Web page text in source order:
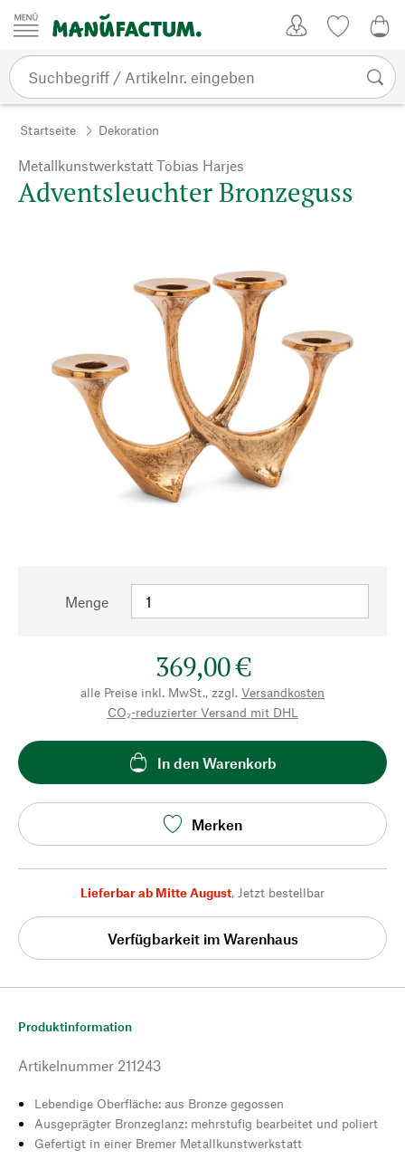
Zum Inhalt springen
Startseite Dekoration
Metallkunstwerkstatt Tobias Harjes
Adventsleuchter Bronzeguss
Menge
369,00 €
alle Preise inkl. MwSt., zzgl. Versandkosten
CO₂-reduzierter Versand mit DHL
In den Warenkorb
Merken
Lieferbar ab Mitte August, Jetzt bestellbar
Verfügbarkeit im Warenhaus
Produktinformation
Artikelnummer 211243
Lebendige Oberfläche: aus Bronze gegossen
Ausgeprägter Bronzeglanz: mehrstufig bearbeitet und poliert
Gefertigt in einer Bremer Metallkunstwerkstatt